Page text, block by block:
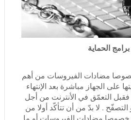
برامج الحماية
مضادات الفيروسات من أهم
على الجهاز مباشرة بعد الإنتهاء
التعمّق في الأنترنت من أجل
. لا بدّ من أن تتأكّد أولا من
خصوصا مضادات الفيروسات أو ما